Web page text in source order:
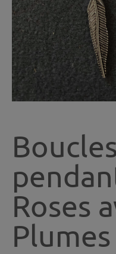
Roses
Plumes